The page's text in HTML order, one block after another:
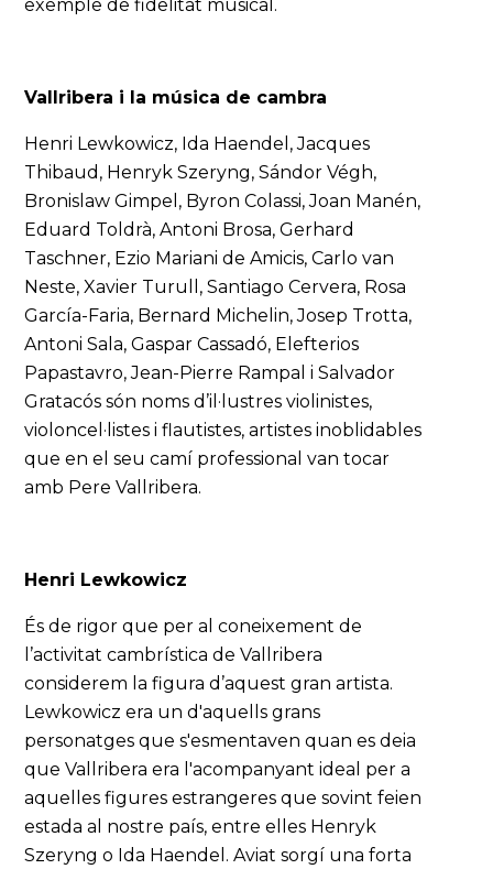
exemple de fidelitat musical.
Vallribera i la música de cambra
Henri Lewkowicz, Ida Haendel, Jacques
Thibaud, Henryk Szeryng, Sándor Végh,
Bronislaw Gimpel, Byron Colassi, Joan Manén,
Eduard Toldrà, Antoni Brosa, Gerhard
Taschner, Ezio Mariani de Amicis, Carlo van
Neste, Xavier Turull, Santiago Cervera, Rosa
García-Faria, Bernard Michelin, Josep Trotta,
Antoni Sala, Gaspar Cassadó, Elefterios
Papastavro, Jean-Pierre Rampal i Salvador
Gratacós són noms d’il·lustres violinistes,
violoncel·listes i flautistes, artistes inoblidables
que en el seu camí professional van tocar
amb Pere Vallribera.
Henri Lewkowicz
És de rigor que per al coneixement de
l’activitat cambrística de Vallribera
considerem la figura d’aquest gran artista.
Lewkowicz era un d'aquells grans
personatges que s'esmentaven quan es deia
que Vallribera era l'acompanyant ideal per a
aquelles figures estrangeres que sovint feien
estada al nostre país, entre elles Henryk
Szeryng o Ida Haendel. Aviat sorgí una forta